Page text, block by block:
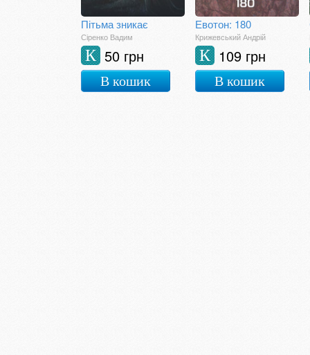
Пітьма зникає
Сіренко Вадим
50 грн
К
В кошик
Евотон: 180
Крижевський Андрій
109 грн
К
В кошик